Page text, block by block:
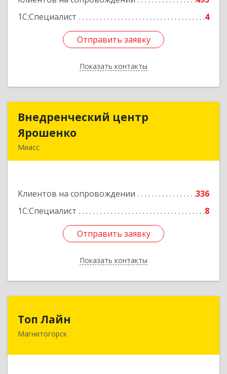
1С:Специалист
4
Отправить заявку
Показать контакты
Отправить заявку
Назад
Внедренческий центр
Ярошенко
Миасс
Клиентов на сопровождении
336
1С:Специалист
8
Отправить заявку
Показать контакты
Внедренческий центр
Подробнее
Отправить заявку
Назад
Топ Лайн
Магнитогорск454000, Челябинская обл, Магнитогорск г,